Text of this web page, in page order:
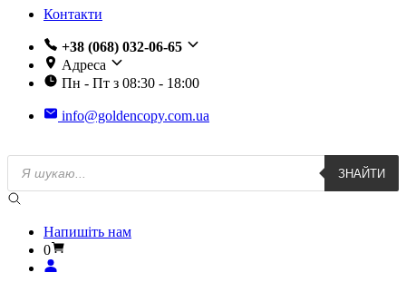
Контакти
+38 (068) 032-06-65
Адреса
Пн - Пт з 08:30 - 18:00
info@goldencopy.com.ua
Пошук
товарів
ЗНАЙТИ
Напишіть нам
0